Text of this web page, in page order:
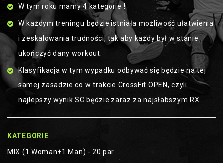
W tym roku mamy 4 kategorie !
W każdym treningu będzie istniała możliwość ułatwienia
i zeskalowania trudności, tak aby każdy był w stanie
ukończyć dany workout.
Klasyfikacja w tym wypadku odbywać się będzie na tej
samej zasadzie co w trakcie CrossFit OPEN, czyli
najlepszy wynik SC będzie zaraz za najsłabszym RX.
KATEGORIE
MIX (1 Woman+1 Man) - 20 par